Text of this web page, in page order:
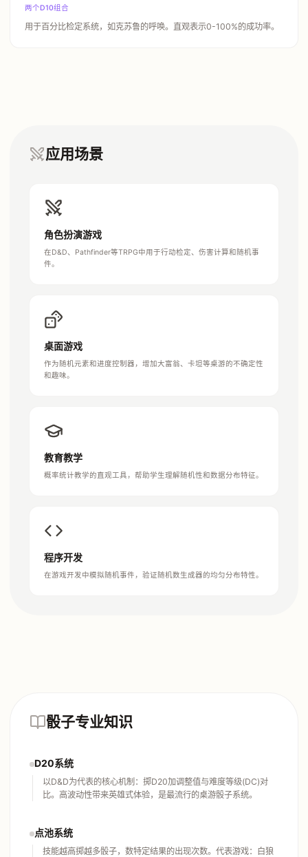
两个D10组合
用于百分比检定系统，如克苏鲁的呼唤。直观表示0-100%的成功率。
应用场景
角色扮演游戏
在D&D、Pathfinder等TRPG中用于行动检定、伤害计算和随机事
件。
桌面游戏
作为随机元素和进度控制器，增加大富翁、卡坦等桌游的不确定性
和趣味。
教育教学
概率统计教学的直观工具，帮助学生理解随机性和数据分布特征。
程序开发
在游戏开发中模拟随机事件，验证随机数生成器的均匀分布特性。
骰子专业知识
D20系统
以D&D为代表的核心机制：掷D20加调整值与难度等级(DC)对
比。高波动性带来英雄式体验，是最流行的桌游骰子系统。
点池系统
技能越高掷越多骰子，数特定结果的出现次数。代表游戏：白狼